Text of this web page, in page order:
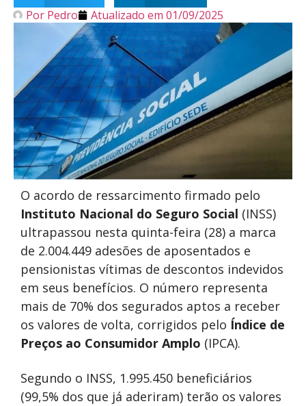
Por Pedro Atualizado em 01/09/2025
O acordo de ressarcimento firmado pelo
Instituto Nacional do Seguro Social (INSS)
ultrapassou nesta quinta-feira (28) a marca
de 2.004.449 adesões de aposentados e
pensionistas vítimas de descontos indevidos
em seus benefícios. O número representa
mais de 70% dos segurados aptos a receber
os valores de volta, corrigidos pelo Índice de
Preços ao Consumidor Amplo (IPCA).
Segundo o INSS, 1.995.450 beneficiários
(99,5% dos que já aderiram) terão os valores